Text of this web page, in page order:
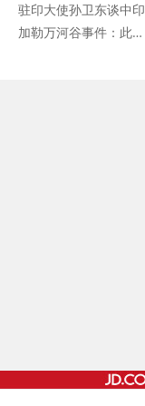
驻印大使孙卫东谈中印
加勒万河谷事件：此次